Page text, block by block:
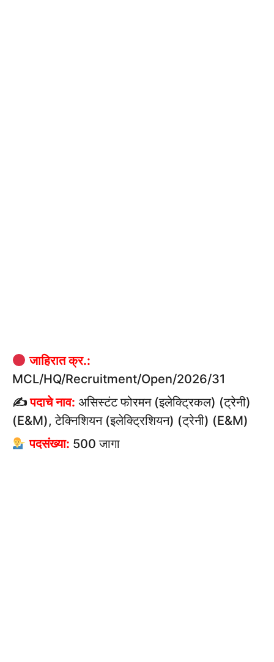
जाहिरात क्र.:
MCL/HQ/Recruitment/Open/2026/31
✍पदाचे नाव: असिस्टंट फोरमन (इलेक्ट्रिकल) (ट्रेनी)
(E&M), टेक्निशियन (इलेक्ट्रिशियन) (ट्रेनी) (E&M)
पदसंख्या: 500 जागा